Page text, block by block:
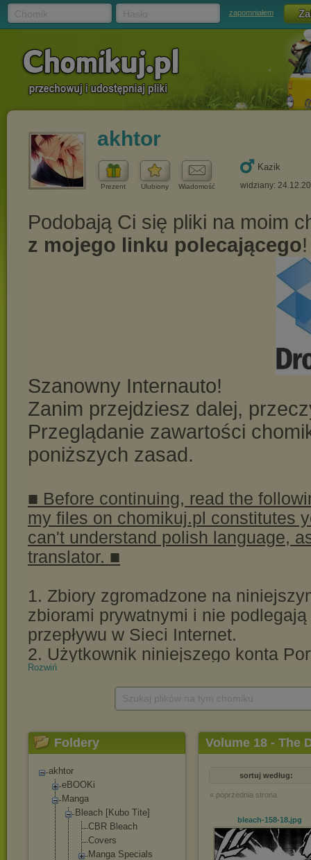
zapomniałem
akhtor
Prezent Ulubiony Wiadomość
Kazik
widziany:
Rozwiń
Foldery
akhtor
eBOOKi
Manga
Bleach [Kubo Tite]
CBR Bleach
Covers
Manga Specials
Volume 18 - The
sortuj według:
« poprzednia strona
bleach-158-18.jpg